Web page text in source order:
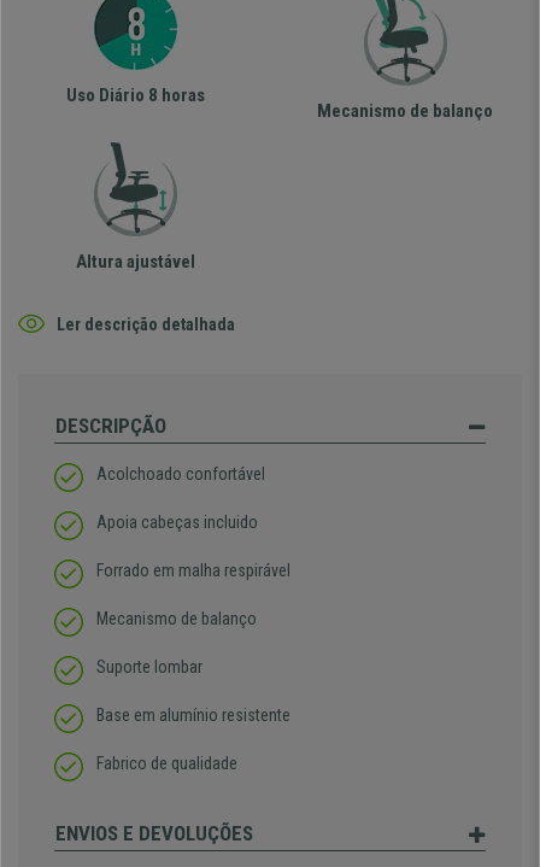
Uso Diário 8 horas
Mecanismo de balanço
Altura ajustável
Ler descrição detalhada
DESCRIPÇÃO
Acolchoado confortável
Apoia cabeças incluido
Forrado em malha respirável
Mecanismo de balanço
Suporte lombar
Base em alumínio resistente
Fabrico de qualidade
ENVIOS E DEVOLUÇÕES